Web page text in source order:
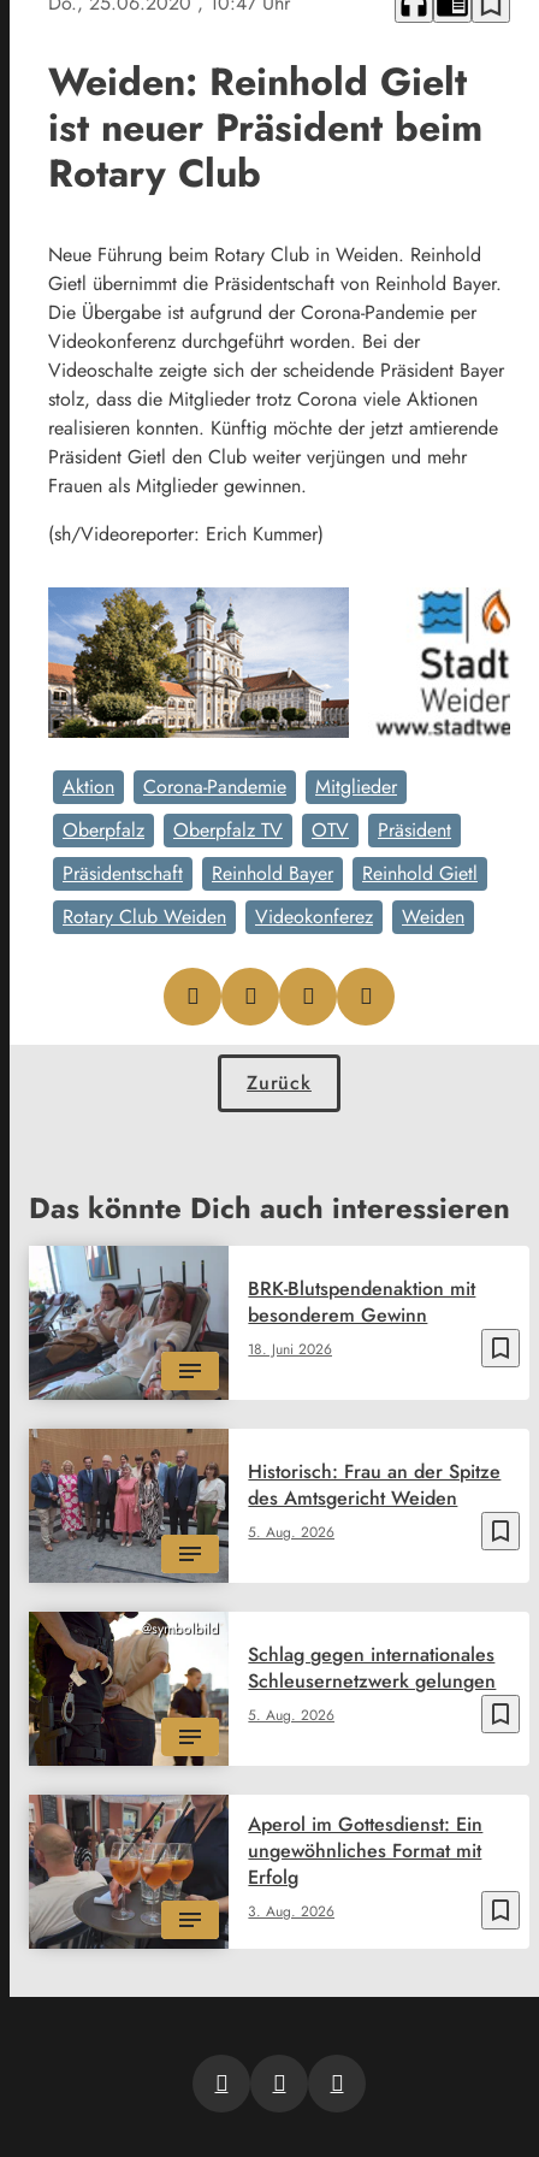
Weiden: Reinhold Gielt
ist neuer Präsident beim
Rotary Club
Neue Führung beim Rotary Club in Weiden. Reinhold
Gietl übernimmt die Präsidentschaft von Reinhold Bayer.
Die Übergabe ist aufgrund der Corona-Pandemie per
Videokonferenz durchgeführt worden. Bei der
Videoschalte zeigte sich der scheidende Präsident Bayer
stolz, dass die Mitglieder trotz Corona viele Aktionen
realisieren konnten. Künftig möchte der jetzt amtierende
Präsident Gietl den Club weiter verjüngen und mehr
Frauen als Mitglieder gewinnen.
(sh/Videoreporter: Erich Kummer)
Aktion Corona-Pandemie
Mitglieder
Oberpfalz
Oberpfalz TV OTV
Präsident
Präsidentschaft
Reinhold Bayer
Reinhold Gietl
Rotary Club Weiden
Videokonferez Weiden
Zurück
Das könnte Dich auch interessieren
bookmark_border
18. Juni 2026
BRK-Blutspendenaktion mit
besonderem Gewinn
bookmark_border
5. Aug. 2026
Historisch: Frau an der Spitze
des Amtsgericht Weiden
@symbolbild
bookmark_border
5. Aug. 2026
Schlag gegen internationales
Schleusernetzwerk gelungen
bookmark_border
3. Aug. 2026
Aperol im Gottesdienst: Ein
ungewöhnliches Format mit
Erfolg